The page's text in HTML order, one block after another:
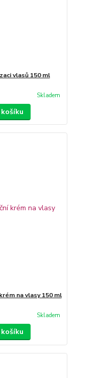
vlasů 150 ml
Skladem
na vlasy 150 ml
Skladem